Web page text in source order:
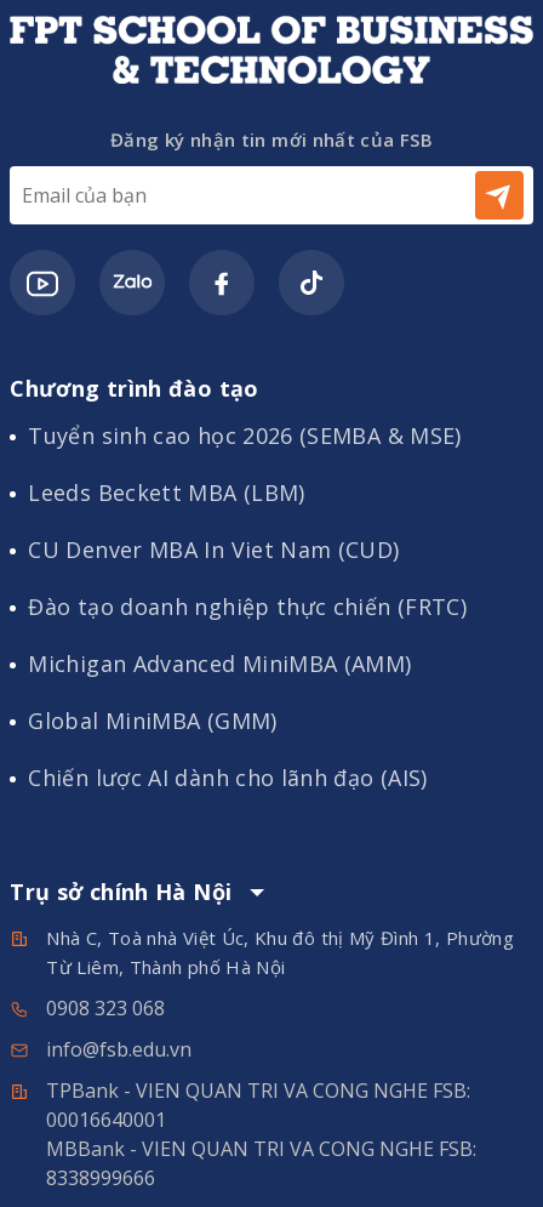
Đăng ký nhận tin mới nhất của FSB
Chương trình đào tạo
Tuyển sinh cao học 2026 (SEMBA & MSE)
Leeds Beckett MBA (LBM)
CU Denver MBA In Viet Nam (CUD)
Đào tạo doanh nghiệp thực chiến (FRTC)
Michigan Advanced MiniMBA (AMM)
Global MiniMBA (GMM)
Chiến lược AI dành cho lãnh đạo (AIS)
Trụ sở chính Hà Nội
Nhà C, Toà nhà Việt Úc, Khu đô thị Mỹ Đình 1, Phường
Từ Liêm, Thành phố Hà Nội
0908 323 068
info@fsb.edu.vn
TPBank - VIEN QUAN TRI VA CONG NGHE FSB:
00016640001
MBBank - VIEN QUAN TRI VA CONG NGHE FSB:
8338999666